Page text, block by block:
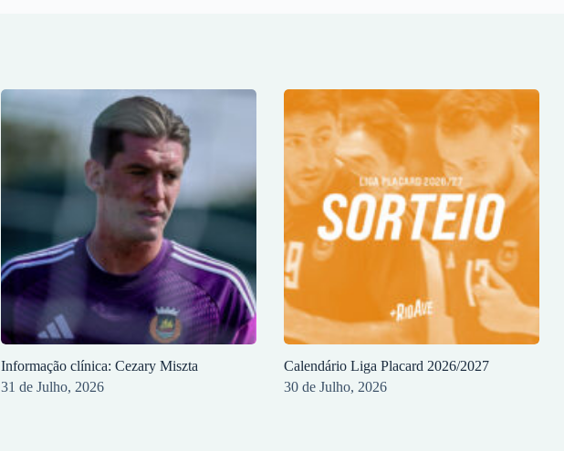
Informação clínica: Cezary Miszta
31 de Julho, 2026
Calendário Liga Placard 2026/2027
30 de Julho, 2026